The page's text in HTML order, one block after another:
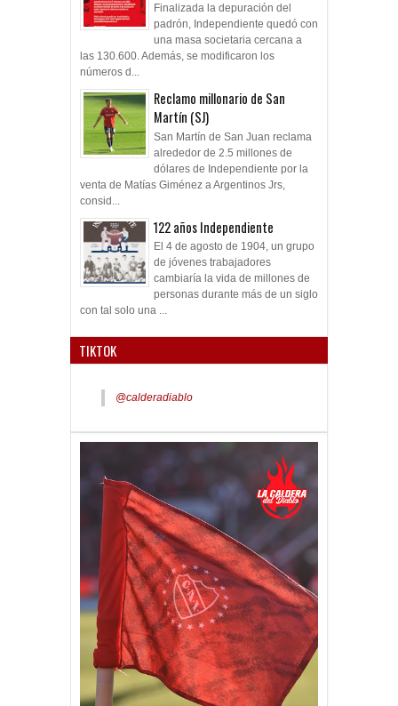
Finalizada la depuración del
padrón, Independiente quedó con
una masa societaria cercana a
las 130.600. Además, se modificaron los
números d...
Reclamo millonario de San
Martín (SJ)
San Martín de San Juan reclama
alrededor de 2.5 millones de
dólares de Independiente por la
venta de Matías Giménez a Argentinos Jrs,
consid...
122 años Independiente
El 4 de agosto de 1904, un grupo
de jóvenes trabajadores
cambiaría la vida de millones de
personas durante más de un siglo
con tal solo una ...
TIKTOK
@calderadiablo